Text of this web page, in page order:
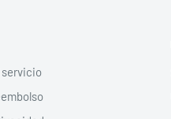
servicio